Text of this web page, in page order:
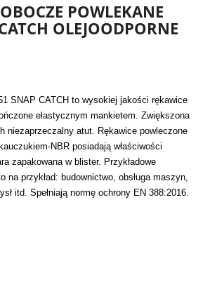
POWLEKANE
OLEJOODPORNE
SNAP CATCH to wysokiej jakości rękawice
elastycznym mankietem. Zwiększona
niezaprzeczalny atut. Rękawice powleczone
NBR posiadają właściwości
zapakowana w blister. Przykładowe
na przykład: budownictwo, obsługa maszyn,
itd. Spełniają normę ochrony EN 388:2016.